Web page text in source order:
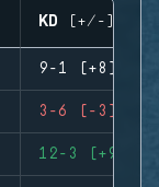
KD (+/-)
9-1 (+8)
3-6 (-3)
12-3 (+9)